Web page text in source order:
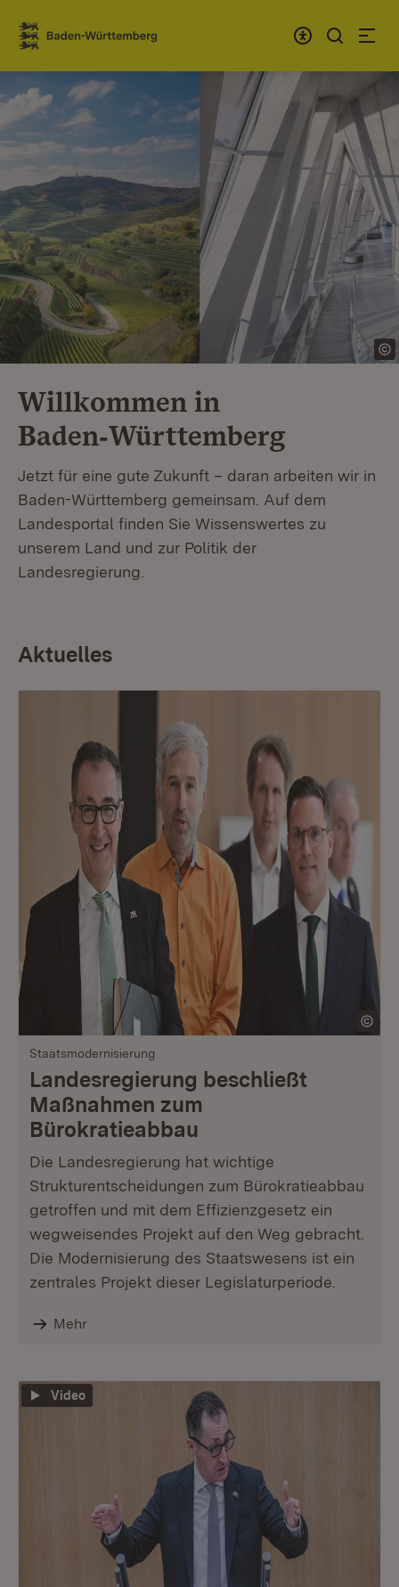
Zum Inhalt springen
Link zur Startseite
Willkommen in
Baden‑Württemberg
Jetzt für eine gute Zukunft – daran arbeiten wir in
Baden-Württemberg gemeinsam. Auf dem
Landesportal finden Sie Wissenswertes zu
unserem Land und zur Politik der
Landesregierung.
Aktuelles
Staatsmodernisierung
Landesregierung beschließt
Maßnahmen zum
Bürokratieabbau
Die Landesregierung hat wichtige
Strukturentscheidungen zum Bürokratieabbau
getroffen und mit dem Effizienzgesetz ein
wegweisendes Projekt auf den Weg gebracht.
Die Modernisierung des Staatswesens ist ein
zentrales Projekt dieser Legislaturperiode.
Mehr
Video